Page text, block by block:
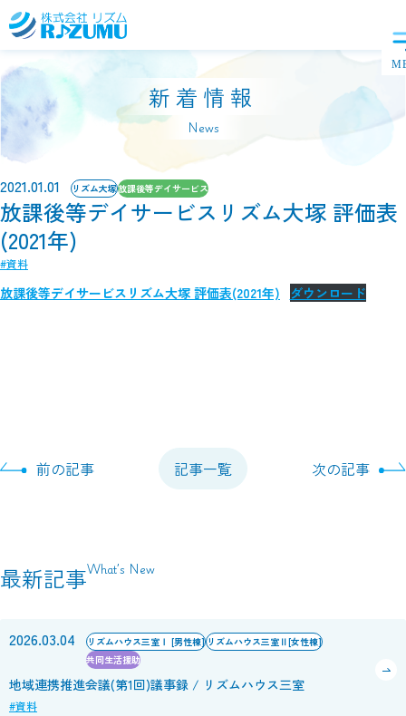
新着情報
News
2021.01.01 リズム大塚放課後等デイサービス
放課後等デイサービスリズム大塚 評価表
(2021年)
#資料
放課後等デイサービスリズム大塚 評価表(2021年) ダウンロード
前の記事 記事一覧 次の記事
最新記事What’s New
2026.03.04 リズムハウス三室Ⅰ [男性棟]リズムハウス三室Ⅱ[女性棟]
共同生活援助
地域連携推進会議(第1回)議事録 / リズムハウス三室
#資料